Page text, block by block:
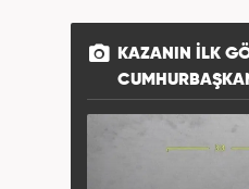
KAZANIN ILK